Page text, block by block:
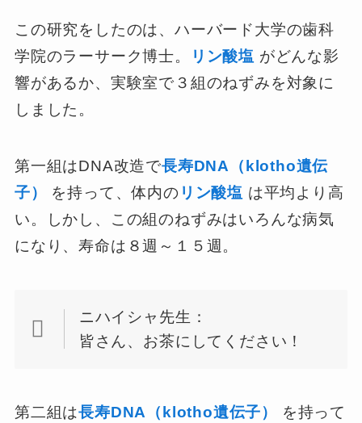
この研究をしたのは、ハーバード大学の歯科
学院のラーサーク博士。
リン酸塩 がどんな影
響があるか、実験室で３組のねずみを対象に
しました。
第一組はDNA改造で長寿DNA（klotho遺伝
子）
を持って、体内の リン酸塩 は平均より高
い。しかし、この組のねずみはいろんな病気
になり、寿命は８週～１５週。
ニハイシャ先生：
皆さん、お茶にしてください！
第二組は長寿DNA（klotho遺伝子）
を持って